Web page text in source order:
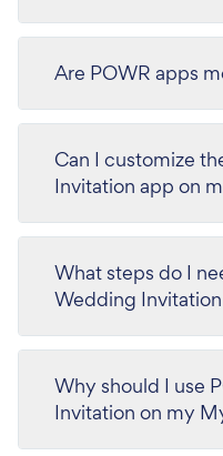
Are POWR apps
Can I customize
Invitation app on
What steps do I
Wedding
Why should I use
Invitation on my